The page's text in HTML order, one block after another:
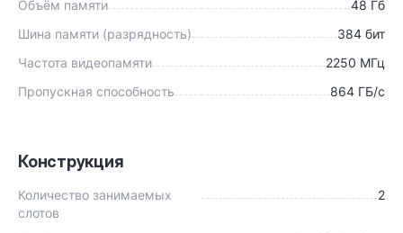
Объём памяти
48 Гб
Шина памяти (разрядность)
384 бит
Частота видеопамяти
2250 МГц
Пропускная способность
864 ГБ/c
Конструкция
Количество занимаемых
слотов
2